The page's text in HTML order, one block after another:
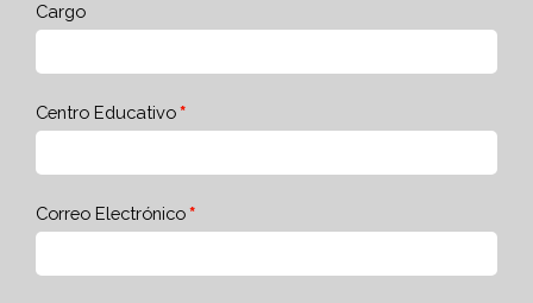
Cargo
Centro Educativo
Correo Electrónico